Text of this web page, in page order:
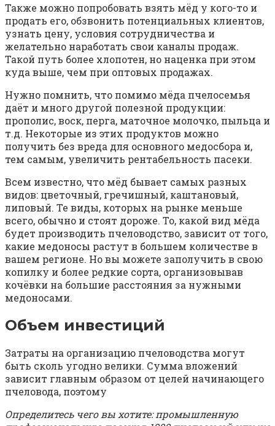
Также можно попробовать взять мёд у кого-то и
продать его, обзвонить потенциальных клиентов,
узнать цену, условия сотрудничества и
желательно наработать свои каналы продаж.
Такой путь более хлопотен, но наценка при этом
куда выше, чем при оптовых продажах.
Нужно помнить, что помимо мёда пчелосемья
даёт и много другой полезной продукции:
прополис, воск, перга, маточное молочко, пыльца и
т.д. Некоторые из этих продуктов можно
получить без вреда для основного медосбора и,
тем самым, увеличить рентабельность пасеки.
Всем известно, что мёд бывает самых разных
видов: цветочный, гречишный, каштановый,
липовый. Те виды, которых на рынке меньше
всего, обычно и стоят дороже. То, какой вид мёда
будет производить пчеловодство, зависит от того,
какие медоносы растут в большем количестве в
вашем регионе. Но вы можете заполучить в свою
копилку и более редкие сорта, организовывав
кочёвки на большие расстояния за нужными
медоносами.
Объем инвестиций
Затраты на организацию пчеловодства могут
быть сколь угодно велики. Сумма вложений
зависит главным образом от целей начинающего
пчеловода, поэтому
Определитесь чего вы хотите: промышленную